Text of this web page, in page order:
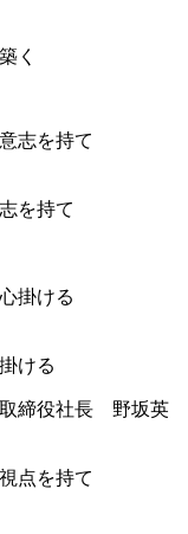
く
を持て
ける
取締役社長 野坂英